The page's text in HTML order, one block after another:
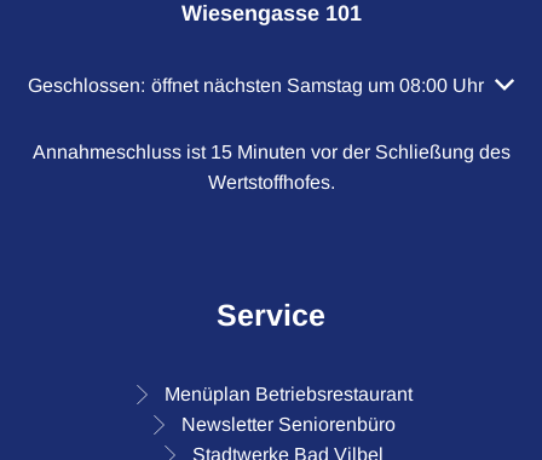
Wiesengasse 101
Klicken, um weitere Öffnungs- oder Schließzeiten
Geschlossen: öffnet nächsten Samstag um 08:00 Uhr
Annahmeschluss ist 15 Minuten vor der Schließung des
Wertstoffhofes.
Service
Menüplan Betriebsrestaurant
Newsletter Seniorenbüro
Stadtwerke Bad Vilbel